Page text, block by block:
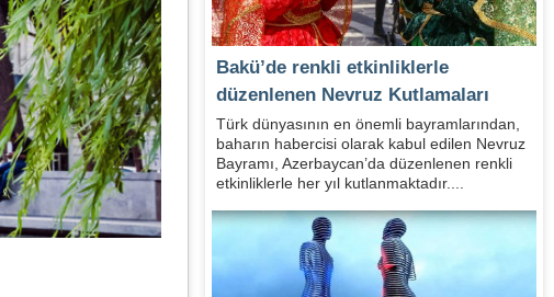
Bakü’de renkli etkinliklerle
düzenlenen Nevruz Kutlamaları
Türk dünyasının en önemli bayramlarından,
baharın habercisi olarak kabul edilen Nevruz
Bayramı, Azerbaycan’da düzenlenen renkli
etkinliklerle her yıl kutlanmaktadır....